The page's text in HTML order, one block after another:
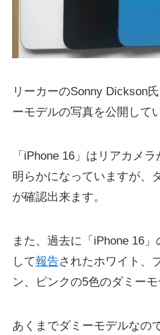
リーカーのSonny Dickson
ーモデルの写真を公開して
「iPhone 16」はリアカメ
明らかになっていますが、
が確認出来ます。
また、過去に「iPhone 16
して報告されたホワイト、
ン、ピンクの5色のダミーモ
あくまでダミーモデルなの